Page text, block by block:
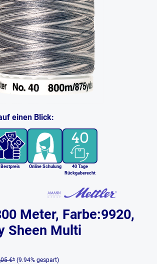
einen Blick:
Bestpreis Online Schulung
40 Tage
Rückgaberecht
Meter, Farbe:9920,
Sheen Multi
€* (9.94% gespart)